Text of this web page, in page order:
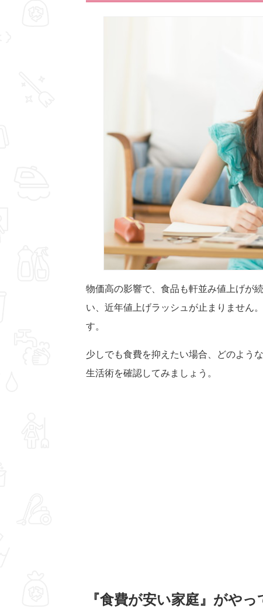
物価高の影響で、食品も軒並み値上げが
い、近年値上げラッシュが止まりません
す。
少しでも食費を抑えたい場合、どのよう
生活術を確認してみましょう。
『食費が安い家庭』がや